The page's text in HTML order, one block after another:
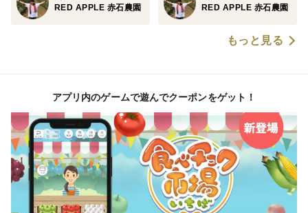
RED APPLE 赤石農園 RED APPLE 赤石農園
もっと見る
アプリ内のゲームで遊んでクーポンをゲット！